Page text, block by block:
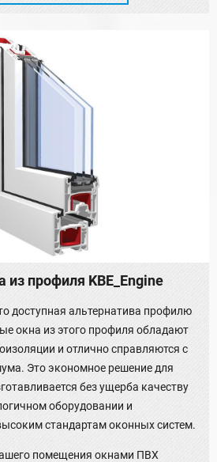
из профиля KBE_Engine
доступная альтернатива профилю
окна из этого профиля обладают
и отлично справляются с
Это экономное решение для
без ущерба качеству
оборудовании и
стандартам оконных систем.
помещения окнами ПВХ